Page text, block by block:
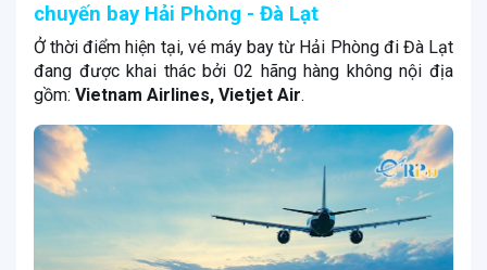
chuyến bay Hải Phòng - Đà Lạt
Ở thời điểm hiện tại, vé máy bay từ Hải Phòng đi Đà Lạt
đang được khai thác bởi 02 hãng hàng không nội địa
gồm: Vietnam Airlines, Vietjet Air.